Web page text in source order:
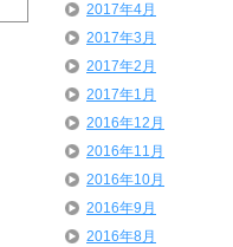
2017年4月
2017年3月
2017年2月
2017年1月
2016年12月
2016年11月
2016年10月
2016年9月
2016年8月